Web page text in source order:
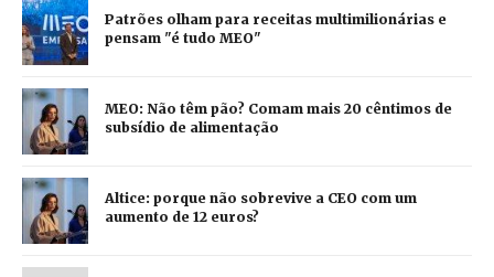
Patrões olham para receitas multimilionárias e
pensam "é tudo MEO"
MEO: Não têm pão? Comam mais 20 cêntimos de
subsídio de alimentação
Altice: porque não sobrevive a CEO com um
aumento de 12 euros?